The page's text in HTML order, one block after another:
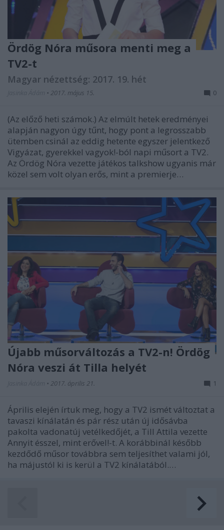
Ördög Nóra műsora menti meg a
TV2-t
Magyar nézettség: 2017. 19. hét
• 2017. május 15. 0
(Az előző heti számok.) Az elmúlt hetek eredményei
alapján nagyon úgy tűnt, hogy pont a legrosszabb
ütemben csinál az eddig hetente egyszer jelentkező
Vigyázat, gyerekkel vagyok!-ból napi műsort a TV2.
Az Ördög Nóra vezette játékos talkshow ugyanis már
közel sem volt olyan erős, mint a premierje…
Újabb műsorváltozás a TV2-n! Ördög
Nóra veszi át Tilla helyét
• 2017. április 21. 1
Április elején írtuk meg, hogy a TV2 ismét változtat a
tavaszi kínálatán és pár rész után új idősávba
pakolta vadonatúj vetélkedőjét, a Till Attila vezette
Annyit ésszel, mint erővel!-t. A korábbinál később
kezdődő műsor továbbra sem teljesíthet valami jól,
ha májustól ki is kerül a TV2 kínálatából.…